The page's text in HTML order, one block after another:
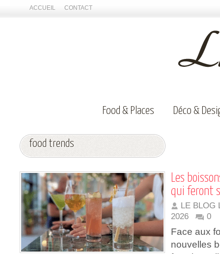
ACCUEIL CONTACT
Food & Places Déco &
food trends
Les
qui feront
LE BLOG
2026
0
Face aux
nouvelles